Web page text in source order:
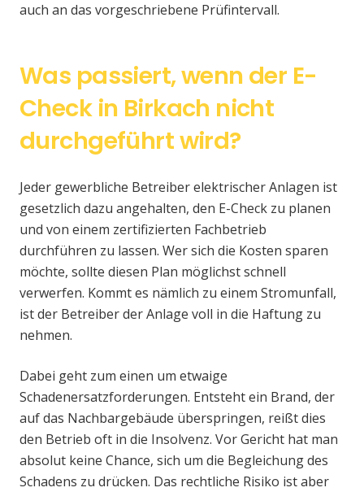
auch an das vorgeschriebene Prüfintervall.
Was passiert, wenn der E-
Check in Birkach nicht
durchgeführt wird?
Jeder gewerbliche Betreiber elektrischer Anlagen ist
gesetzlich dazu angehalten, den E-Check zu planen
und von einem zertifizierten Fachbetrieb
durchführen zu lassen. Wer sich die Kosten sparen
möchte, sollte diesen Plan möglichst schnell
verwerfen. Kommt es nämlich zu einem Stromunfall,
ist der Betreiber der Anlage voll in die Haftung zu
nehmen.
Dabei geht zum einen um etwaige
Schadenersatzforderungen. Entsteht ein Brand, der
auf das Nachbargebäude überspringen, reißt dies
den Betrieb oft in die Insolvenz. Vor Gericht hat man
absolut keine Chance, sich um die Begleichung des
Schadens zu drücken. Das rechtliche Risiko ist aber